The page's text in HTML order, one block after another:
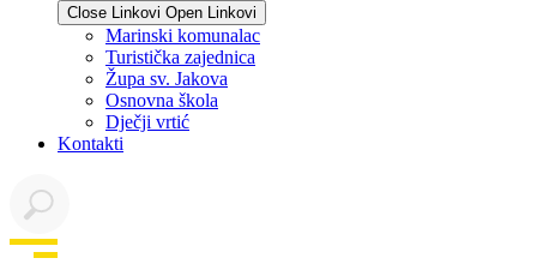
Close Linkovi Open Linkovi
Marinski komunalac
Turistička zajednica
Župa sv. Jakova
Osnovna škola
Dječji vrtić
Kontakti